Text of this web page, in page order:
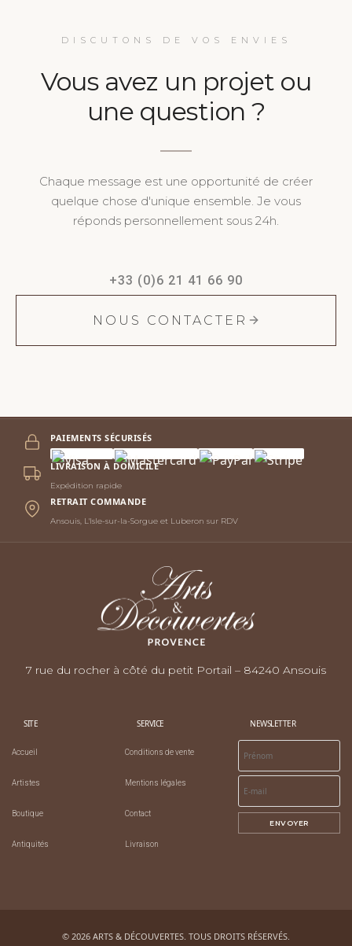
DISCUTONS DE VOS ENVIES
Vous avez un projet ou
une question ?
Chaque message est une opportunité de créer
quelque chose d'unique ensemble. Je vous
réponds personnellement sous 24h.
+33 (0)6 21 41 66 90
NOUS CONTACTER
PAIEMENTS SÉCURISÉS
LIVRAISON À DOMICILE
Expédition rapide
RETRAIT COMMANDE
Ansouis, L'Isle-sur-la-Sorgue et Luberon sur RDV
7 rue du rocher à côté du petit Portail – 84240 Ansouis
SITE
Accueil
Artistes
Boutique
Antiquités
SERVICE
Conditions de vente
Mentions légales
Contact
Livraison
NEWSLETTER
ENVOYER
© 2026 ARTS & DÉCOUVERTES. TOUS DROITS RÉSERVÉS.